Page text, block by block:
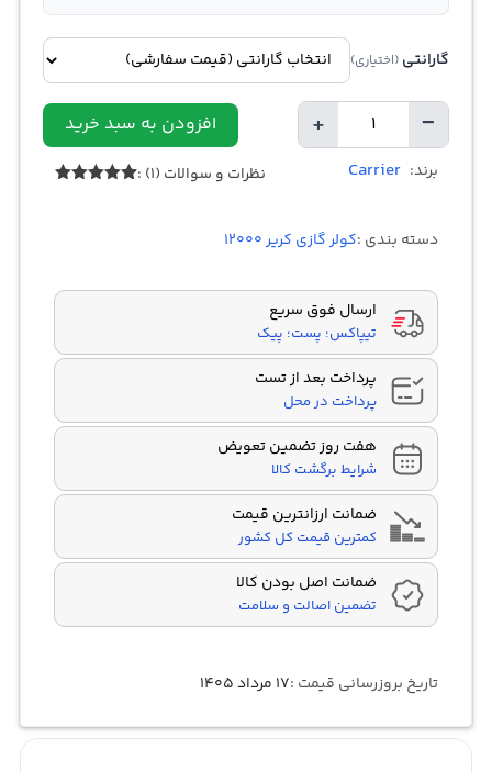
گارانتی (اختیاری)
−
تعداد + افزودن به سبد خرید
برند: Carrier نظرات و سوالات (1) :
دسته بندی :کولر گازی کریر 12000
ارسال فوق سریع
تیپاکس؛ پست؛ پیک
پرداخت بعد از تست
پرداخت در محل
هفت روز تضمین تعویض
شرایط برگشت کالا
ضمانت ارزانترین قیمت
کمترین قیمت کل کشور
ضمانت اصل بودن کالا
تضمین اصالت و سلامت
تاریخ بروزرسانی قیمت :۱۷ مرداد ۱۴۰۵